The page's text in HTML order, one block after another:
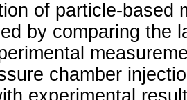
of particle-based
by comparing the
chamber